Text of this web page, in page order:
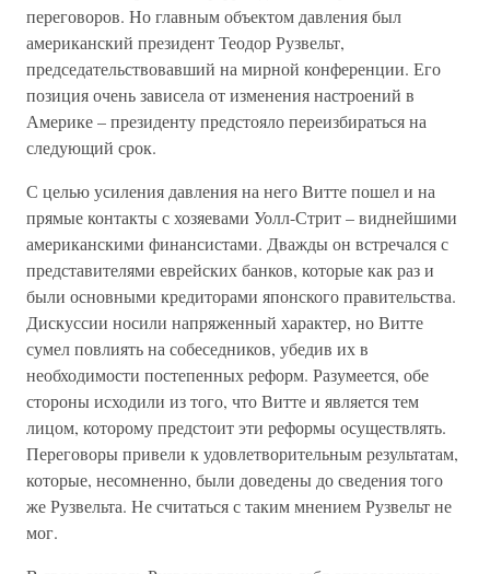
переговоров. Но главным объектом давления был
американский президент Теодор Рузвельт,
председательствовавший на мирной конференции. Его
позиция очень зависела от изменения настроений в
Америке – президенту предстояло переизбираться на
следующий срок.
С целью усиления давления на него Витте пошел и на
прямые контакты с хозяевами Уолл-Стрит – виднейшими
американскими финансистами. Дважды он встречался с
представителями еврейских банков, которые как раз и
были основными кредиторами японского правительства.
Дискуссии носили напряженный характер, но Витте
сумел повлиять на собеседников, убедив их в
необходимости постепенных реформ. Разумеется, обе
стороны исходили из того, что Витте и является тем
лицом, которому предстоит эти реформы осуществлять.
Переговоры привели к удовлетворительным результатам,
которые, несомненно, были доведены до сведения того
же Рузвельта. Не считаться с таким мнением Рузвельт не
мог.